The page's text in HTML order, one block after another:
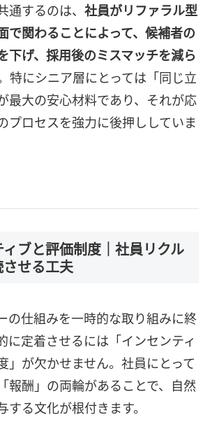
通するのは、 社員がリファラル型
で関わることによって、候補者の
下げ、採用後のミスマッチを減ら
特にシニア層にとっては「同じ立
最大の安心材料であり、それが応
プロセスを強力に後押ししていま
ブと評価制度｜社員リクル
せる工夫
の仕組みを一時的な取り組みに終
に定着させるには「インセンティ
」が欠かせません。社員にとって
報酬」の両輪があることで、自然
する文化が根付きます。